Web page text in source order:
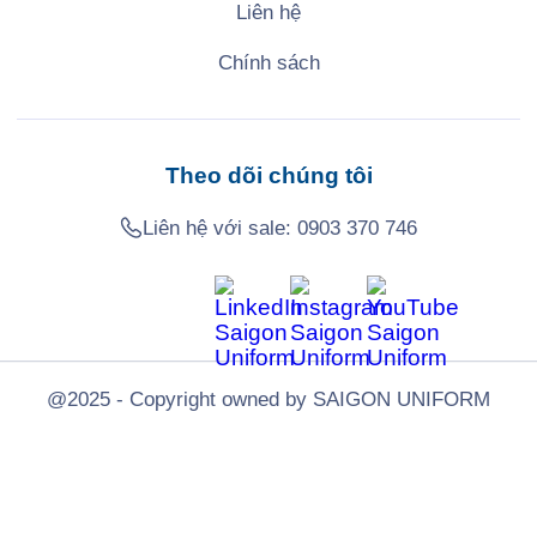
Liên hệ
Chính sách
Theo dõi chúng tôi
Liên hệ với sale:0903 370 746
@2025 - Copyright owned by SAIGON UNIFORM